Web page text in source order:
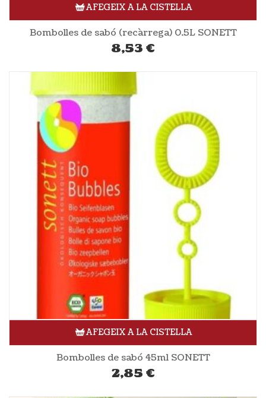
AFEGEIX A LA CISTELLA
Bombolles de sabó (recàrrega) 0.5L SONETT
8,53 €
AFEGEIX A LA CISTELLA
Bombolles de sabó 45ml SONETT
2,85 €